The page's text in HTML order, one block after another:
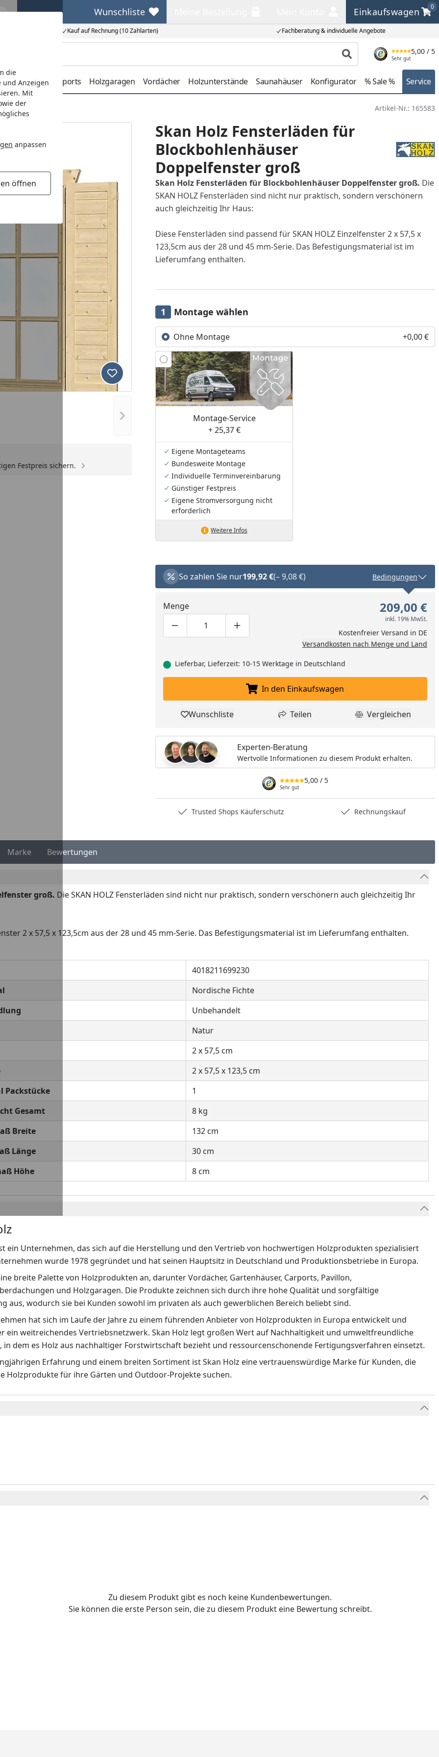
die
und Anzeigen
Mit
der
anpassen
öffnen
Kauf auf Rechnung (10 Zahlarten) Fachberatung & individuelle Angebote
Wunschliste
Wunschliste Einkaufswagen
0
Einkaufswagen
Produkt suchen
5,00 / 5
Sehr gut
Carports Holzgaragen Vordächer Holzunterstände Saunahäuser Konfigurator % Sale % Service
groß Artikel-Nr.: 165583
Nächstes Bild anzeigen
Produkt zur Wunschliste hinzufügen
Festpreis sichern.
Skan Holz Fensterläden für
Blockbohlenhäuser
Doppelfenster groß
Skan Holz Fensterläden für Blockbohlenhäuser Doppelfenster groß. Die
SKAN HOLZ Fensterläden sind nicht nur praktisch, sondern verschönern
auch gleichzeitig Ihr Haus:
Diese Fensterläden sind passend für SKAN HOLZ Einzelfenster 2 x 57,5 x
123,5cm aus der 28 und 45 mm-Serie. Das Befestigungsmaterial ist im
Lieferumfang enthalten.
Montage wählen
Ohne Montage +0,00 €
Montage-Service
+ 25,37 €
Eigene Montageteams
Bundesweite Montage
Individuelle Terminvereinbarung
Günstiger Festpreis
Eigene Stromversorgung nicht
erforderlich
Weitere Infos
So zahlen Sie nur199,92 €(– 9,08 €) Bedingungen
Menge
Produktmenge um eins verringern
Produktmenge manuell eingeben
Produktmenge um eins erhöhen
209,00 €
inkl. 19% MwSt.
Kostenfreier Versand in DE
Versandkosten nach Menge und Land
Lieferbar, Lieferzeit: 10-15 Werktage in Deutschland
In den Einkaufswagen legen
In den Einkaufswagen
Produkt zur Wunschliste hinzufügen
Wunschliste Teilen
Teilen Produkt
Vergleichen
Experten-Beratung
Wertvolle Informationen zu diesem Produkt erhalten.
5,00 / 5
Sehr gut
Trusted Shops Käuferschutz Rechnungskauf
Marke Bewertungen
groß. Die SKAN HOLZ Fensterläden sind nicht nur praktisch, sondern verschönern auch gleichzeitig Ihr
2 x 57,5 x 123,5cm aus der 28 und 45 mm-Serie. Das Befestigungsmaterial ist im Lieferumfang enthalten.
4018211699230
Nordische Fichte
Unbehandelt
Natur
2 x 57,5 cm
2 x 57,5 x 123,5 cm
Packstücke
1
Gesamt
8 kg
Breite
132 cm
Länge
30 cm
Höhe
8 cm
ein Unternehmen, das sich auf die Herstellung und den Vertrieb von hochwertigen Holzprodukten spezialisiert
wurde 1978 gegründet und hat seinen Hauptsitz in Deutschland und Produktionsbetriebe in Europa.
breite Palette von Holzprodukten an, darunter Vordächer, Gartenhäuser, Carports, Pavillon,
und Holzgaragen. Die Produkte zeichnen sich durch ihre hohe Qualität und sorgfältige
aus, wodurch sie bei Kunden sowohl im privaten als auch gewerblichen Bereich beliebt sind.
hat sich im Laufe der Jahre zu einem führenden Anbieter von Holzprodukten in Europa entwickelt und
ein weitreichendes Vertriebsnetzwerk. Skan Holz legt großen Wert auf Nachhaltigkeit und umweltfreundliche
in dem es Holz aus nachhaltiger Forstwirtschaft bezieht und ressourcenschonende Fertigungsverfahren einsetzt.
Erfahrung und einem breiten Sortiment ist Skan Holz eine vertrauenswürdige Marke für Kunden, die
Holzprodukte für ihre Gärten und Outdoor-Projekte suchen.
Zu diesem Produkt gibt es noch keine Kundenbewertungen.
Sie können die erste Person sein, die zu diesem Produkt eine Bewertung schreibt.